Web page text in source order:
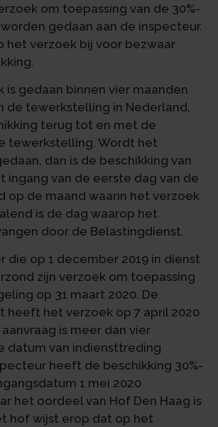
om toepassing van de 30%-
gedaan aan de inspecteur.
het verzoek bij voor bezwaar
is gedaan binnen vier maanden
de tewerkstelling in Nederland,
terug tot en met de
tewerkstelling. Wordt het
dan is de beschikking van
ingang van de eerste dag van de
op de maand waarin het verzoek
is de dag waarop het
door de Belastingdienst.
die op 1 december 2019 in dienst
zijn verzoek om toepassing
op 31 maart 2020. De
heeft het verzoek op 7 april 2020
is meer dan vier
datum van indiensttreding
heeft de beschikking 30%-
1 mei 2020
het oordeel van Hof Den Haag is
hof wijst erop dat op het